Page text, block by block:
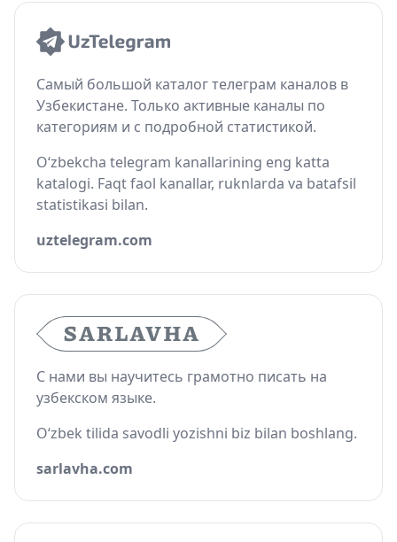
Самый большой каталог телеграм каналов в
Узбекистане. Только активные каналы по
категориям и с подробной статистикой.
O‘zbekcha telegram kanallarining eng katta
katalogi. Faqt faol kanallar, ruknlarda va batafsil
statistikasi bilan.
uztelegram.com
С нами вы научитесь грамотно писать на
узбекском языке.
O‘zbek tilida savodli yozishni biz bilan boshlang.
sarlavha.com